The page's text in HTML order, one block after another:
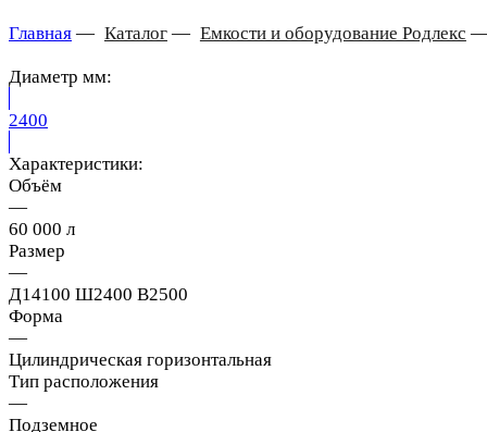
Главная — Каталог— Емкости и оборудование Родлекс
Диаметр мм:
2400
Характеристики:
Объём
—
60 000 л
Размер
—
Д14100 Ш2400 В2500
Форма
—
Цилиндрическая горизонтальная
Тип расположения
—
Подземное